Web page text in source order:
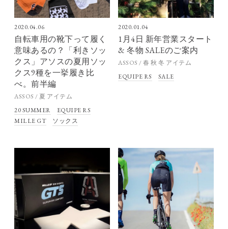
2020.04.06
自転車用の靴下って履く
意味あるの？「利きソッ
クス」アソスの夏用ソッ
クス9種を一挙履き比
べ。前半編
ASSOS / 夏 アイテム
20 SUMMER
EQUIPE RS
MILLE GT
ソックス
2020.01.04
1月4日 新年営業スタート
& 冬物 SALEのご案内
ASSOS / 春 秋 冬 アイテム
EQUIPE RS
SALE